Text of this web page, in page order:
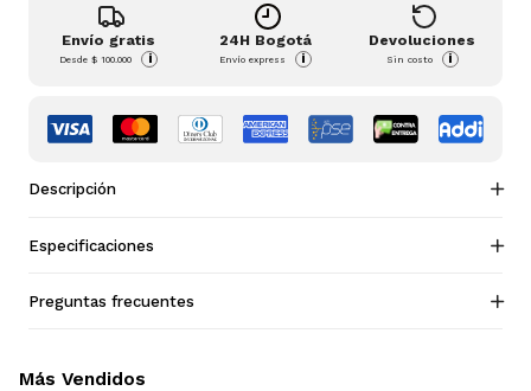
Envío gratis
Desde$ 100.000 i
24H Bogotá
Envío express i
Devoluciones
Sin costo i
Descripción
Especificaciones
Preguntas frecuentes
Más Vendidos